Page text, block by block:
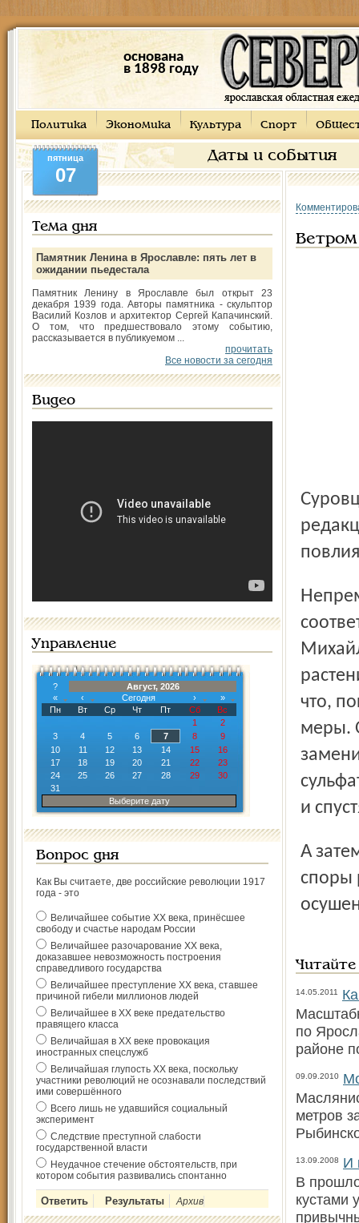
основана
в 1898 году
Политика Экономика Культура Спорт
Даты и события
пятница
07
Тема дня
Памятник Ленина в Ярославле: пять лет в
ожидании пьедестала
Памятник Ленину в Ярославле был открыт 23
декабря 1939 года. Авторы памятника - скульптор
Василий Козлов и архитектор Сергей Капачинский.
О том, что предшествовало этому событию,
рассказывается в публикуемом ...
прочитать
Все новости за сегодня
Видео
Управление
?
Август, 2026
«
‹ Сегодня ›
»
Пн
Вт Ср Чт Пт Сб
Вс
1
2
3
4 5 6 7 8
9
10
11 12 13 14 15
16
17
18 19 20 21 22
23
24
25 26 27 28 29
30
31
Выберите дату
Вопрос дня
Как Вы считаете, две российские революции 1917
года - это
Величайшее событие ХХ века, принёсшее
свободу и счастье народам России
Величайшее разочарование ХХ века,
доказавшее невозможность построения
справедливого государства
Величайшее преступление ХХ века, ставшее
причиной гибели миллионов людей
Величайшее в ХХ веке предательство
правящего класса
Величайшая в ХХ веке провокация
иностранных спецслужб
Величайшая глупость ХХ века, поскольку
участники революций не осознавали последствий
ими совершённого
Всего лишь не удавшийся социальный
эксперимент
Следствие преступной слабости
государственной власти
Неудачное стечение обстоятельств, при
котором события развивались спонтанно
Архив
Ветром
Суровцев и А. И. Голицына обратились за разъяснением в
Непременно повлияет, если только не принять
что,
меры.
и
А затем займитесь уничтожением осоки (там зимуют
споры
14.05.2011
по
районе
09.09.2010
метров
13.09.2008
И
В
кустами